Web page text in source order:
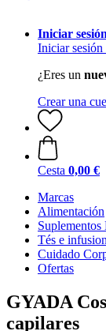
Iniciar sesión
Iniciar sesión
¿Eres un
Crear una
Cesta 0,00 €
Marcas
Alimentación
Tés e
Cuidado
Ofertas
GYADA
capilares